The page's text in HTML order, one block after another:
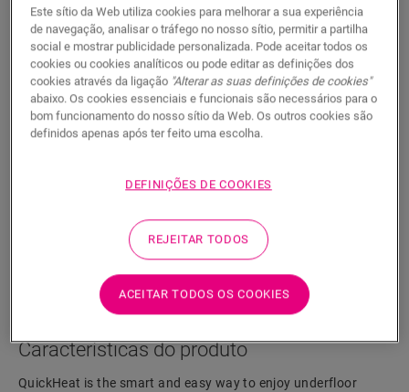
QuickHeat 100 x 500 cm
PROCURAR
Características do produto
QuickHeat is the smart and easy way to enjoy underfloor
Este sítio da Web utiliza cookies para melhorar a sua experiência
de navegação, analisar o tráfego no nosso sítio, permitir a partilha
social e mostrar publicidade personalizada. Pode aceitar todos os
cookies ou cookies analíticos ou pode editar as definições dos
cookies através da ligação "Alterar as suas definições de cookies"
abaixo. Os cookies essenciais e funcionais são necessários para o
bom funcionamento do nosso sítio da Web. Os outros cookies são
definidos apenas após ter feito uma escolha.
DEFINIÇÕES DE COOKIES
REJEITAR TODOS
ACEITAR TODOS OS COOKIES